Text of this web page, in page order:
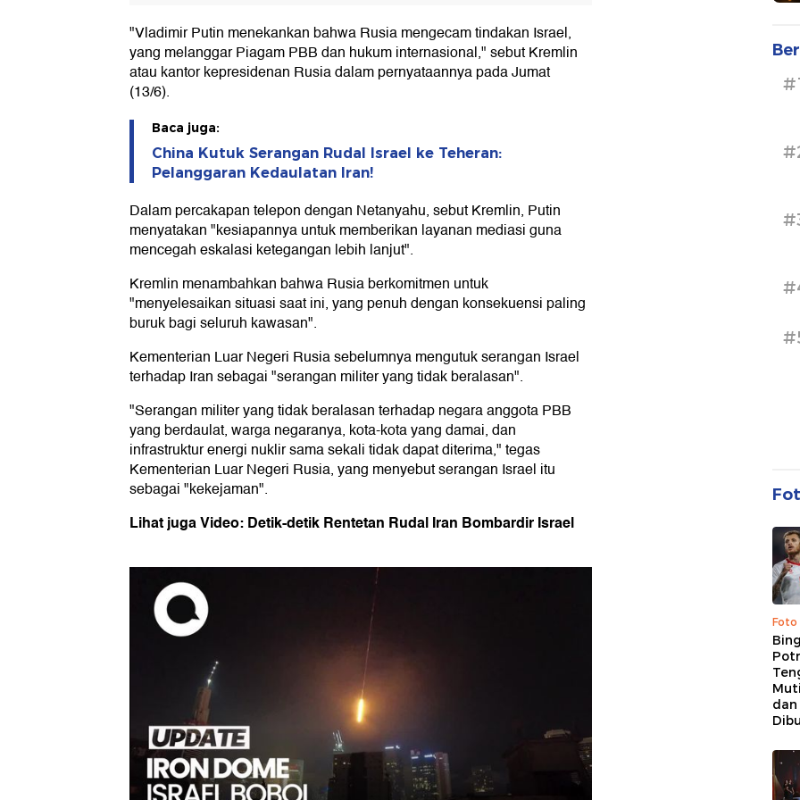
"Vladimir Putin menekankan bahwa Rusia mengecam tindakan Israel,
yang melanggar Piagam PBB dan hukum internasional," sebut Kremlin
atau kantor kepresidenan Rusia dalam pernyataannya pada Jumat
(13/6).
Baca juga:
China Kutuk Serangan Rudal Israel ke Teheran:
Pelanggaran Kedaulatan Iran!
Dalam percakapan telepon dengan Netanyahu, sebut Kremlin, Putin
menyatakan "kesiapannya untuk memberikan layanan mediasi guna
mencegah eskalasi ketegangan lebih lanjut".
Kremlin menambahkan bahwa Rusia berkomitmen untuk
"menyelesaikan situasi saat ini, yang penuh dengan konsekuensi paling
buruk bagi seluruh kawasan".
Kementerian Luar Negeri Rusia sebelumnya mengutuk serangan Israel
terhadap Iran sebagai "serangan militer yang tidak beralasan".
"Serangan militer yang tidak beralasan terhadap negara anggota PBB
yang berdaulat, warga negaranya, kota-kota yang damai, dan
infrastruktur energi nuklir sama sekali tidak dapat diterima," tegas
Kementerian Luar Negeri Rusia, yang menyebut serangan Israel itu
sebagai "kekejaman".
Lihat juga Video: Detik-detik Rentetan Rudal Iran Bombardir Israel
Foto